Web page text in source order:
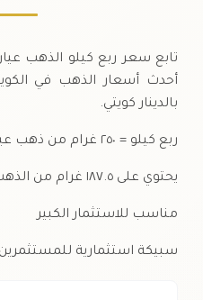
٧,٥٠٠.٠٠
أحدث أسعار الذهب في
بالدينار كويتي.
ربع كيلو = ٢٥٠ غرام من ذهب عيار ١٨
يحتوي على ١٨٧.٥ غرام من الذهب الخالص عيار ١٨
مناسب للاستثمار الكبير
سبيكة استثمارية للمستثمرين